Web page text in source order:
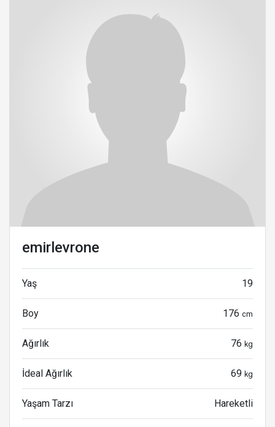
emirlevrone
Yaş 19
Boy 176 cm
Ağırlık 76 kg
İdeal Ağırlık 69 kg
Yaşam Tarzı Hareketli